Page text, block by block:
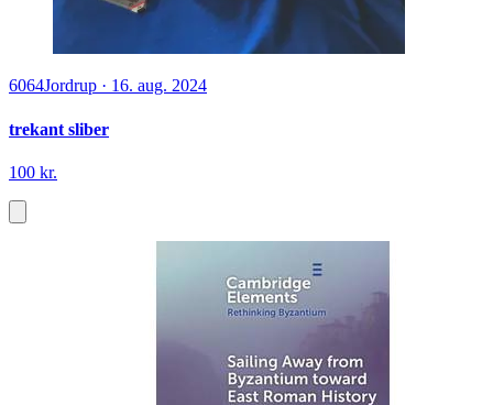
6064Jordrup · 16. aug. 2024
trekant sliber
100 kr.